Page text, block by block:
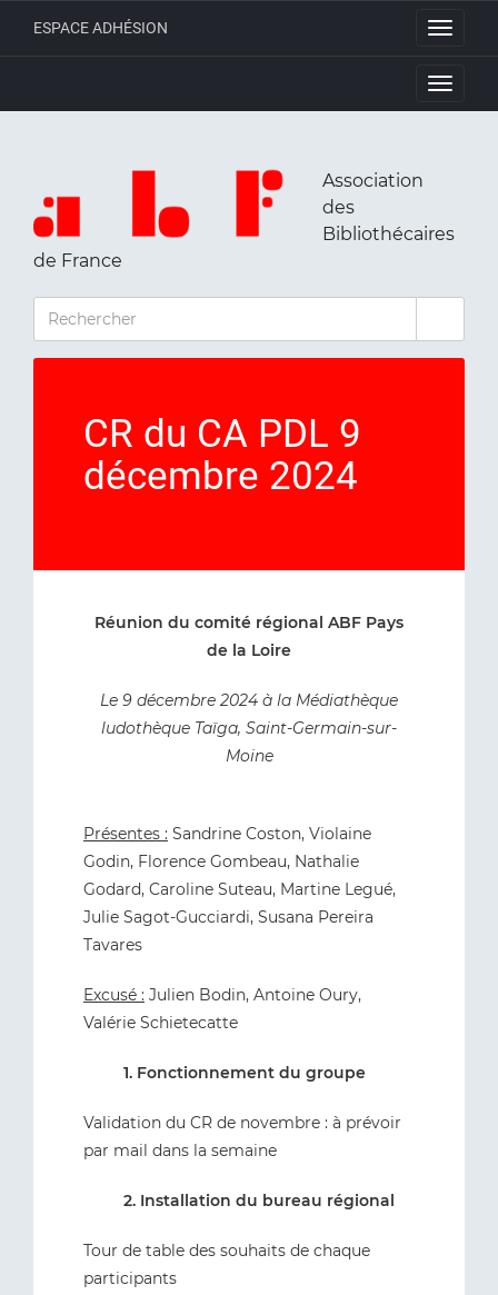
Toggle
ESPACE ADHÉSION
Toggle
Association
des
Bibliothécaires
de France
RECHERCHER
CR du CA PDL 9
décembre 2024
Réunion du comité régional ABF Pays
de la Loire
Le 9 décembre 2024 à la Médiathèque
ludothèque Taïga, Saint-Germain-sur-
Moine
Présentes : Sandrine Coston, Violaine
Godin, Florence Gombeau, Nathalie
Godard, Caroline Suteau, Martine Legué,
Julie Sagot-Gucciardi, Susana Pereira
Tavares
Excusé : Julien Bodin, Antoine Oury,
Valérie Schietecatte
1. Fonctionnement du groupe
Validation du CR de novembre : à prévoir
par mail dans la semaine
2. Installation du bureau régional
Tour de table des souhaits de chaque
participants